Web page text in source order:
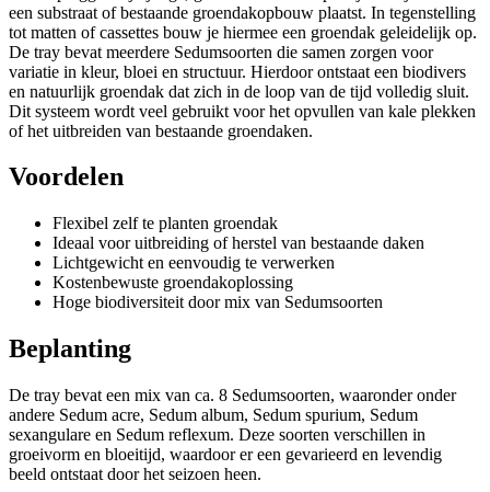
een substraat of bestaande groendakopbouw plaatst. In tegenstelling
tot matten of cassettes bouw je hiermee een groendak geleidelijk op.
De tray bevat meerdere Sedumsoorten die samen zorgen voor
variatie in kleur, bloei en structuur. Hierdoor ontstaat een biodivers
en natuurlijk groendak dat zich in de loop van de tijd volledig sluit.
Dit systeem wordt veel gebruikt voor het opvullen van kale plekken
of het uitbreiden van bestaande groendaken.
Voordelen
Flexibel zelf te planten groendak
Ideaal voor uitbreiding of herstel van bestaande daken
Lichtgewicht en eenvoudig te verwerken
Kostenbewuste groendakoplossing
Hoge biodiversiteit door mix van Sedumsoorten
Beplanting
De tray bevat een mix van ca. 8 Sedumsoorten, waaronder onder
andere Sedum acre, Sedum album, Sedum spurium, Sedum
sexangulare en Sedum reflexum. Deze soorten verschillen in
groeivorm en bloeitijd, waardoor er een gevarieerd en levendig
beeld ontstaat door het seizoen heen.